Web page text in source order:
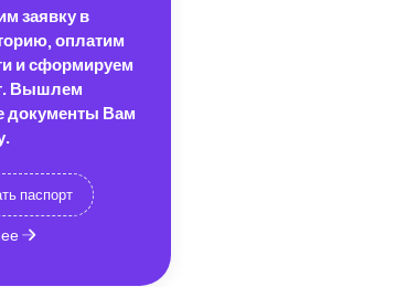
заявку в
оплатим
и сформируем
Вышлем
документы Вам
паспорт